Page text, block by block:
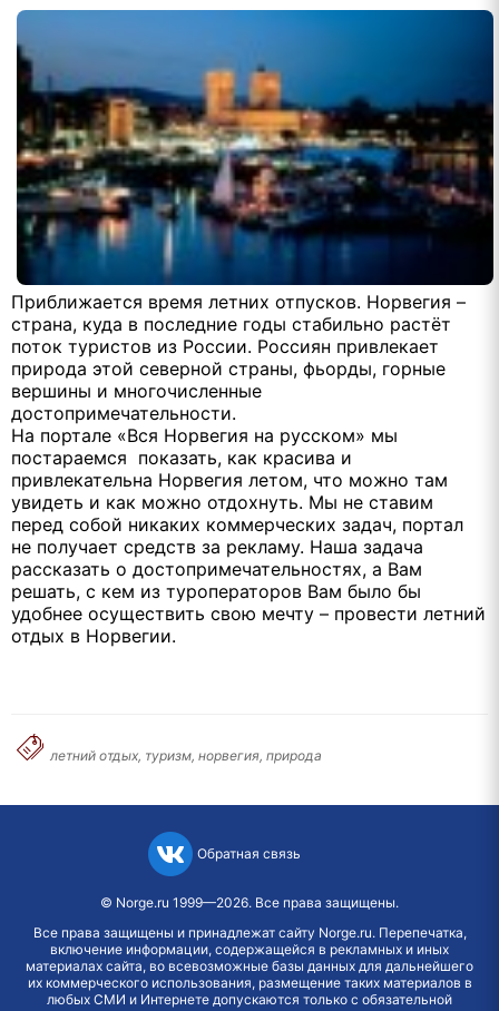
Приближается время летних отпусков. Норвегия –
страна, куда в последние годы стабильно растёт
поток туристов из России. Россиян привлекает
природа этой северной страны, фьорды, горные
вершины и многочисленные
достопримечательности.
На портале «Вся Норвегия на русском» мы
постараемся показать, как красива и
привлекательна Норвегия летом, что можно там
увидеть и как можно отдохнуть. Мы не ставим
перед собой никаких коммерческих задач, портал
не получает средств за рекламу. Наша задача
рассказать о достопримечательностях, а Вам
решать, с кем из туроператоров Вам было бы
удобнее осуществить свою мечту – провести летний
отдых в Норвегии.
летний отдых, туризм, норвегия, природа
Обратная связь
© Norge.ru 1999—2026. Все права защищены.
Все права защищены и принадлежат сайту Norge.ru. Перепечатка,
включение информации, содержащейся в рекламных и иных
материалах сайта, во всевозможные базы данных для дальнейшего
их коммерческого использования, размещение таких материалов в
любых СМИ и Интернете допускаются только с обязательной